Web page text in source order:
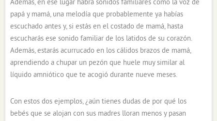
Además, en ese lugar habrá sonidos familiares como la voz de
papá y mamá, una melodía que probablemente ya habías
escuchado antes y, si estás en el costado de mamá, hasta
escucharás ese sonido familiar de los latidos de su corazón.
Además, estarás acurrucado en los cálidos brazos de mamá,
aprendiendo a chupar un pezón que huele muy similar al
líquido amniótico que te acogió durante nueve meses.
Con estos dos ejemplos, ¿aún tienes dudas de por qué los
bebés que se alojan con sus madres lloran menos y pasan